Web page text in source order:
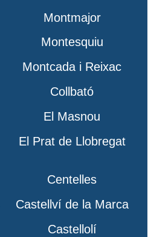
Montmajor
Montesquiu
Montcada i Reixac
Collbató
El Masnou
El Prat de Llobregat
Centelles
Castellví de la Marca
Castellolí